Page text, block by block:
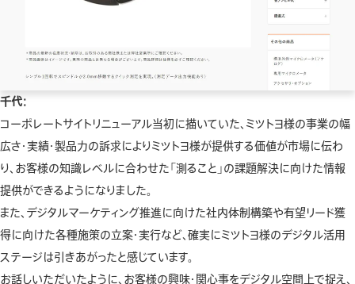
千代：
コーポレートサイトリニューアル当初に描いていた、ミツトヨ様の事業の幅
広さ・実績・製品力の訴求によりミツトヨ様が提供する価値が市場に伝わ
り、お客様の知識レベルに合わせた「測ること」の課題解決に向けた情報
提供ができるようになりました。
また、デジタルマーケティング推進に向けた社内体制構築や有望リード獲
得に向けた各種施策の立案・実行など、確実にミツトヨ様のデジタル活用
ステージは引きあがったと感じています。
お話しいただいたように、お客様の興味・関心事をデジタル空間上で捉え、